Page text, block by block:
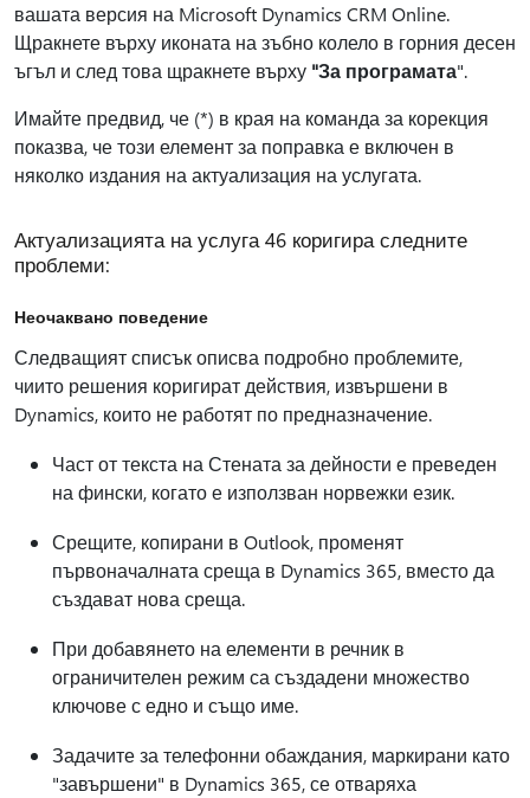
вашата версия на Microsoft Dynamics CRM Online.
Щракнете върху иконата на зъбно колело в горния десен
ъгъл и след това щракнете върху "За програмата".
Имайте предвид, че (*) в края на команда за корекция
показва, че този елемент за поправка е включен в
няколко издания на актуализация на услугата.
Актуализацията на услуга 46 коригира следните
проблеми:
Неочаквано поведение
Следващият списък описва подробно проблемите,
чиито решения коригират действия, извършени в
Dynamics, които не работят по предназначение.
Част от текста на Стената за дейности е преведен
на фински, когато е използван норвежки език.
Срещите, копирани в Outlook, променят
първоначалната среща в Dynamics 365, вместо да
създават нова среща.
При добавянето на елементи в речник в
ограничителен режим са създадени множество
ключове с едно и също име.
Задачите за телефонни обаждания, маркирани като
"завършени" в Dynamics 365, се отваряха